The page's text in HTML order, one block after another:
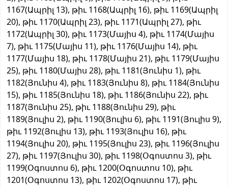
1167(Ապրիլ 13), թիւ 1168(Ապրիլ 16), թիւ 1169(Ապրիլ
20), թիւ 1170(Ապրիլ 23), թիւ 1171(Ապրիլ 27), թիւ
1172(Ապրիլ 30), թիւ 1173(Մայիս 4), թիւ 1174(Մայիս
7), թիւ 1175(Մայիս 11), թիւ 1176(Մայիս 14), թիւ
1177(Մայիս 18), թիւ 1178(Մայիս 21), թիւ 1179(Մայիս
25), թիւ 1180(Մայիս 28), թիւ 1181(Յունիս 1), թիւ
1182(Յունիս 4), թիւ 1183(Յունիս 8), թիւ 1184(Յունիս
15), թիւ 1185(Յունիս 18), թիւ 1186(Յունիս 22), թիւ
1187(Յունիս 25), թիւ 1188(Յունիս 29), թիւ
1189(Յուլիս 2), թիւ 1190(Յուլիս 6), թիւ 1191(Յուլիս 9),
թիւ 1192(Յուլիս 13), թիւ 1193(Յուլիս 16), թիւ
1194(Յուլիս 20), թիւ 1195(Յուլիս 23), թիւ 1196(Յուլիս
27), թիւ 1197(Յուլիս 30), թիւ 1198(Օգոստոս 3), թիւ
1199(Օգոստոս 6), թիւ 1200(Օգոստոս 10), թիւ
1201(Օգոստոս 13), թիւ 1202(Օգոստոս 17), թիւ